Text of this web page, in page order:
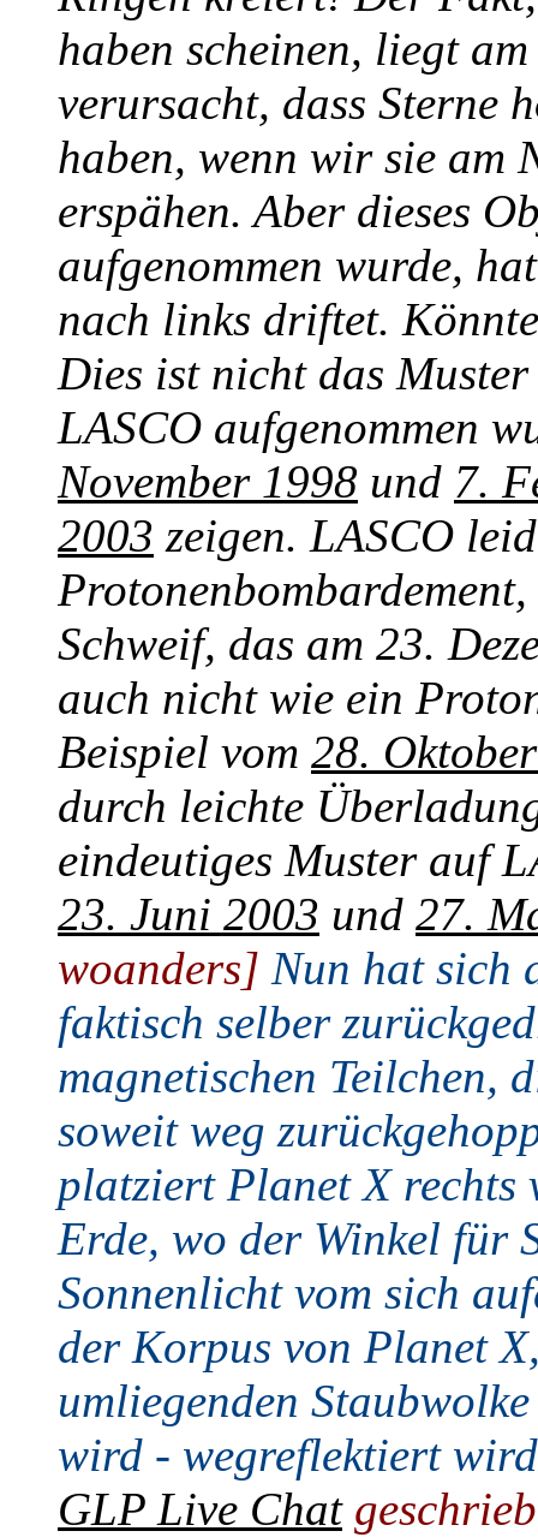
haben scheinen, liegt
verursacht, dass Sterne
haben, wenn wir sie am
erspähen. Aber dieses
aufgenommen wurde,
nach links driftet.
Dies ist nicht das
LASCO aufgenommen
November 1998 und 7.
2003 zeigen. LASCO
Schweif, das am 23.
auch nicht wie ein
Beispiel vom 28.
durch leichte
eindeutiges Muster auf
23. Juni 2003 und 27.
woanders] Nun hat sich
faktisch selber
magnetischen Teilchen,
soweit weg
platziert Planet X rechts
Erde, wo der Winkel für
Sonnenlicht vom sich
der Korpus von Planet
umliegenden
wird - wegreflektiert
GLP Live Chat